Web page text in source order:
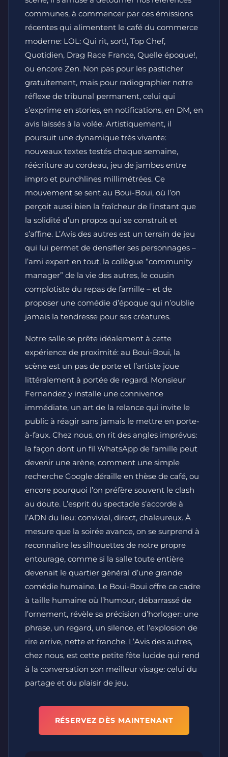
communes, à commencer par ces émissions
récentes qui alimentent le café du commerce
moderne: LOL: Qui rit, sort!, Top Chef,
Quotidien, Drag Race France, Quelle époque!,
ou encore Zen. Non pas pour les pasticher
gratuitement, mais pour radiographier notre
réflexe de tribunal permanent, celui qui
s’exprime en stories, en notifications, en DM, en
avis laissés à la volée. Artistiquement, il
poursuit une dynamique très vivante:
nouveaux textes testés chaque semaine,
réécriture au cordeau, jeu de jambes entre
impro et punchlines millimétrées. Ce
mouvement se sent au Boui-Boui, où l’on
perçoit aussi bien la fraîcheur de l’instant que
la solidité d’un propos qui se construit et
s’affine. L’Avis des autres est un terrain de jeu
qui lui permet de densifier ses personnages –
l’ami expert en tout, la collègue “community
manager” de la vie des autres, le cousin
complotiste du repas de famille – et de
proposer une comédie d’époque qui n’oublie
jamais la tendresse pour ses créatures.
Notre salle se prête idéalement à cette
expérience de proximité: au Boui-Boui, la
scène est un pas de porte et l’artiste joue
littéralement à portée de regard. Monsieur
Fernandez y installe une connivence
immédiate, un art de la relance qui invite le
public à réagir sans jamais le mettre en porte-
à-faux. Chez nous, on rit des angles imprévus:
la façon dont un fil WhatsApp de famille peut
devenir une arène, comment une simple
recherche Google déraille en thèse de café, ou
encore pourquoi l’on préfère souvent le clash
au doute. L’esprit du spectacle s’accorde à
l’ADN du lieu: convivial, direct, chaleureux. À
mesure que la soirée avance, on se surprend à
reconnaître les silhouettes de notre propre
entourage, comme si la salle toute entière
devenait le quartier général d’une grande
comédie humaine. Le Boui-Boui offre ce cadre
à taille humaine où l’humour, débarrassé de
l’ornement, révèle sa précision d’horloger: une
phrase, un regard, un silence, et l’explosion de
rire arrive, nette et franche. L’Avis des autres,
chez nous, est cette petite fête lucide qui rend
à la conversation son meilleur visage: celui du
partage et du plaisir de jeu.
RÉSERVEZ DÈS MAINTENANT